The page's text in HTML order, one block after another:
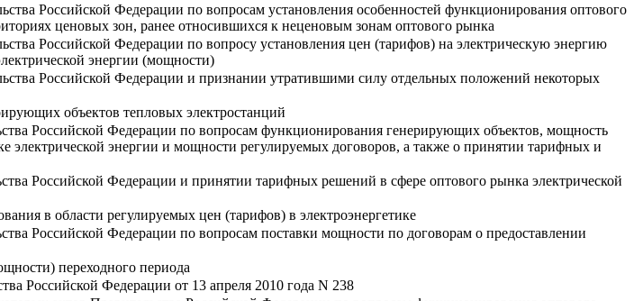
Российской Федерации по вопросам установления особенностей функционирования оптового
ценовых зон, ранее относившихся к неценовым зонам оптового рынка
Российской Федерации по вопросу установления цен (тарифов) на электрическую энергию
энергии (мощности)
Российской Федерации и признании утратившими силу отдельных положений некоторых
объектов тепловых электростанций
Российской Федерации по вопросам функционирования генерирующих объектов, мощность
энергии и мощности регулируемых договоров, а также о принятии тарифных и
Российской Федерации и принятии тарифных решений в сфере оптового рынка электрической
в области регулируемых цен (тарифов) в электроэнергетике
Российской Федерации по вопросам поставки мощности по договорам о предоставлении
переходного периода
Российской Федерации от 13 апреля 2010 года N 238